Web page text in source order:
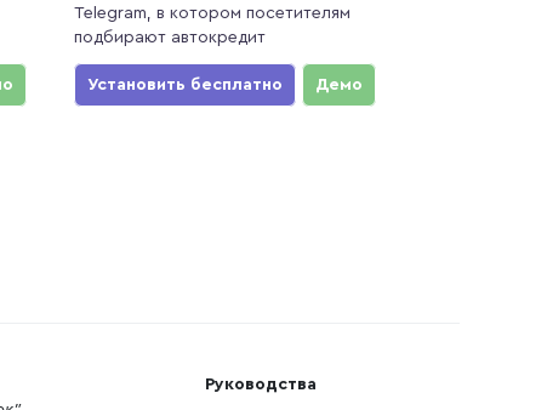
Telegram, в котором посетителям
подбирают автокредит
Установить бесплатно Демо
Руководства